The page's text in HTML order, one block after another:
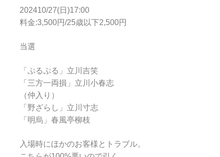
202410/27(日)17:00
料金:3,500円/25歳以下2,500円
当選
「ぷるぷる」立川吉笑
「三方一両損」立川小春志
（仲入り）
「野ざらし」立川寸志
「明烏」春風亭柳枝
入場時にほかのお客様とトラブル。